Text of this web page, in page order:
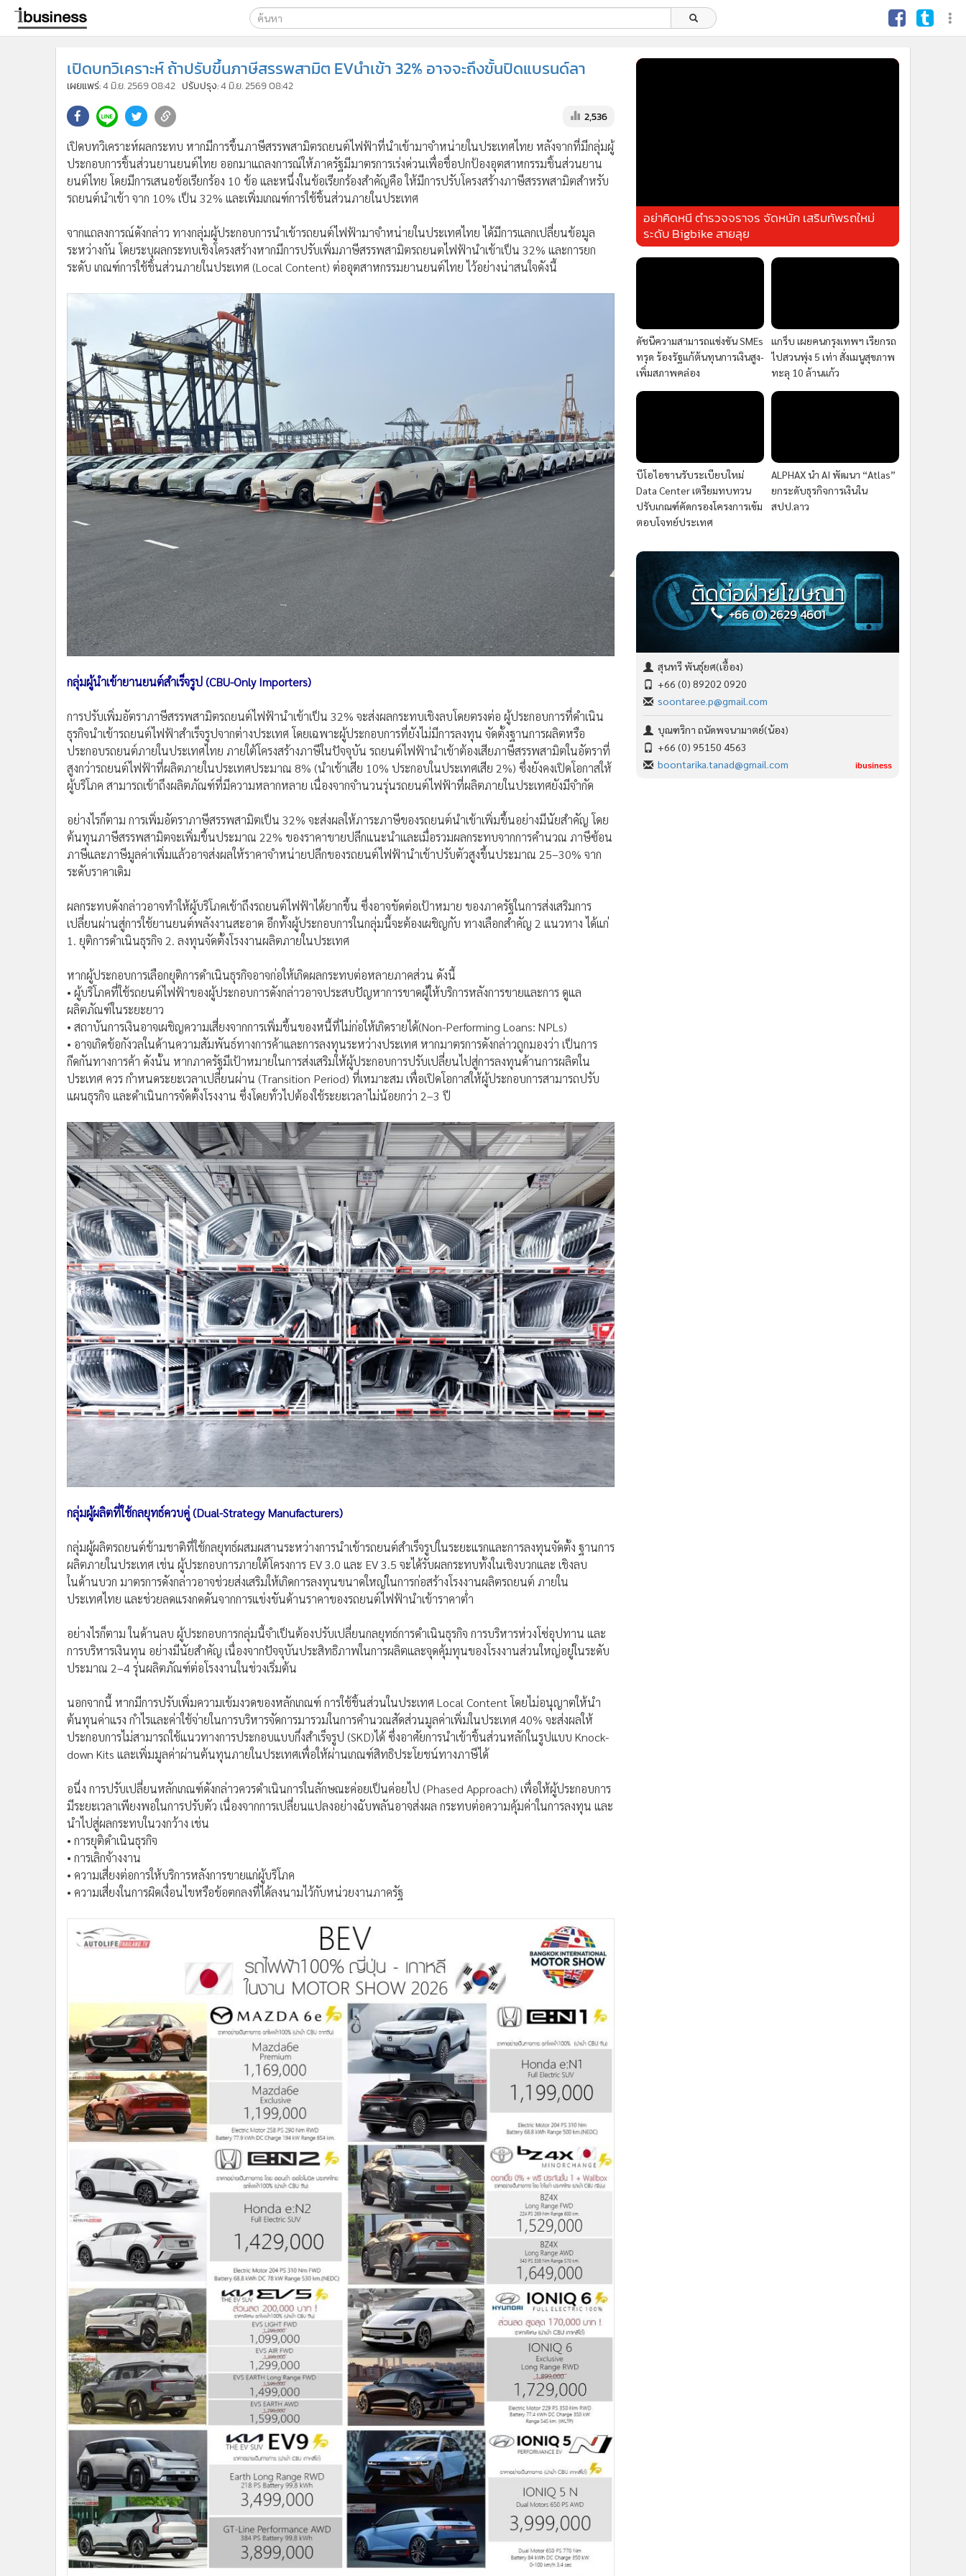
ค้นหา
Google
ค้นหาขั้นสูง
เปิดบทวิเคราะห์ ถ้าปรับขึ้นภาษีสรรพสามิต EVนำเข้า 32% อาจจะถึงขั้นปิดแบรนด์ลา
เผยแพร่:4 มิ.ย. 2569 08:42 ปรับปรุง:4 มิ.ย. 2569 08:42
2,536
เปิดบทวิเคราะห์ผลกระทบ หากมีการขึ้นภาษีสรรพสามิตรถยนต์ไฟฟ้าที่นำเข้ามาจำหน่ายในประเทศไทย หลังจากที่มีกลุ่มผู้
ประกอบการชิ้นส่วนยานยนต์ไทย ออกมาแถลงการณ์ให้ภาครัฐมีมาตรการเร่งด่วนเพื่อชื่อปกป้องอุตสาหกรรมชิ้นส่วนยาน
ยนต์ไทย โดยมีการเสนอข้อเรียกร้อง 10 ข้อ และหนึ่งในข้อเรียกร้องสำคัญคือ ให้มีการปรับโครงสร้างภาษีสรรพสามิตสำหรับ
รถยนต์นำเข้า จาก 10% เป็น 32% และเพิ่มเกณฑ์การใช้ชิ้นส่วนภายในประเทศ
จากแถลงการณ์ดังกล่าว ทางกลุ่มผู้ประกอบการนำเข้ารถยนต์ไฟฟ้ามาจำหน่ายในประเทศไทย ได้มีการแลกเปลี่ยนข้อมูล
ระหว่างกัน โดยระบุผลกระทบเชิงโครงสร้างหากมีการปรับเพิ่มภาษีสรรพสามิตรถยนตไฟฟ้านำเข้าเป็น 32% และการยก
ระดับ เกณฑ์การใช้ชิ้นส่วนภายในประเทศ (Local Content) ต่ออุตสาหกรรมยานยนต์ไทย ไว้อย่างน่าสนใจดังนี้
กลุ่มผู้นำเข้ายานยนต์สำเร็จรูป (CBU-Only Importers)
การปรับเพิ่มอัตราภาษีสรรพสามิตรถยนต์ไฟฟ้านำเข้าเป็น 32% จะส่งผลกระทบเชิงลบโดยตรงต่อ ผู้ประกอบการที่ดำเนิน
ธุรกิจนำเข้ารถยนต์ไฟฟ้าสำเร็จรูปจากต่างประเทศ โดยเฉพาะผู้ประกอบการที่ยังไม่มีการลงทุน จัดตั้งฐานการผลิตหรือ
ประกอบรถยนต์ภายในประเทศไทย ภายใต้โครงสร้างภาษีในปัจจุบัน รถยนต์ไฟฟ้านำเข้าต้องเสียภาษีสรรพสามิตในอัตราที่
สูงกว่ารถยนต์ไฟฟ้าที่ผลิตภายในประเทศประมาณ 8% (นำเข้าเสีย 10% ประกอบในประเทศเสีย 2%) ซึ่งยังคงเปิดโอกาสให้
ผู้บริโภค สามารถเข้าถึงผลิตภัณฑ์ที่มีความหลากหลาย เนื่องจากจำนวนรุ่นรถยนต์ไฟฟ้าที่ผลิตภายในประเทศยังมีจำกัด
อย่างไรก็ตาม การเพิ่มอัตราภาษีสรรพสามิตเป็น 32% จะส่งผลให้ภาระภาษีของรถยนต์นำเข้าเพิ่มขึ้นอย่างมีนัยสำคัญ โดย
ต้นทุนภาษีสรรพสามิตจะเพิ่มขึ้นประมาณ 22% ของราคาขายปลีกแนะนำและเมื่อรวมผลกระทบจากการคำนวณ ภาษีซ้อน
ภาษีและภาษีมูลค่าเพิ่มแล้วอาจส่งผลให้ราคาจำหน่ายปลีกของรถยนต์ไฟฟ้านำเข้าปรับตัวสูงขึ้นประมาณ 25–30% จาก
ระดับราคาเดิม
ผลกระทบดังกล่าวอาจทำให้ผู้บริโภคเข้าถึงรถยนต์ไฟฟ้าได้ยากขึ้น ซึ่งอาจขัดต่อเป้าหมาย ของภาครัฐในการส่งเสริมการ
เปลี่ยนผ่านสู่การใช้ยานยนต์พลังงานสะอาด อีกทั้งผู้ประกอบการในกลุ่มนี้จะต้องเผชิญกับ ทางเลือกสำคัญ 2 แนวทาง ได้แก่
1. ยุติการดำเนินธุรกิจ 2. ลงทุนจัดตั้งโรงงานผลิตภายในประเทศ
หากผู้ประกอบการเลือกยุติการดำเนินธุรกิจอาจก่อให้เกิดผลกระทบต่อหลายภาคส่วน ดังนี้
• ผู้บริโภคที่ใช้รถยนต์ไฟฟ้าของผู้ประกอบการดังกล่าวอาจประสบปัญหาการขาดผู้ให้บริการหลังการขายและการ ดูแล
ผลิตภัณฑ์ในระยะยาว
• สถาบันการเงินอาจเผชิญความเสี่ยงจากการเพิ่มขึ้นของหนี้ที่ไม่ก่อให้เกิดรายได้(Non-Performing Loans: NPLs)
• อาจเกิดข้อกังวลในด้านความสัมพันธ์ทางการค้าและการลงทุนระหว่างประเทศ หากมาตรการดังกล่าวถูกมองว่า เป็นการ
กีดกันทางการค้า ดังนั้น หากภาครัฐมีเป้าหมายในการส่งเสริมให้ผู้ประกอบการปรับเปลี่ยนไปสู่การลงทุนด้านการผลิตใน
ประเทศ ควร กำหนดระยะเวลาเปลี่ยนผ่าน (Transition Period) ที่เหมาะสม เพื่อเปิดโอกาสให้ผู้ประกอบการสามารถปรับ
แผนธุรกิจ และดำเนินการจัดตั้งโรงงาน ซึ่งโดยทั่วไปต้องใช้ระยะเวลาไม่น้อยกว่า 2–3 ปี
กลุ่มผู้ผลิตที่ใช้กลยุทธ์ควบคู่ (Dual-Strategy Manufacturers)
กลุ่มผู้ผลิตรถยนต์ข้ามชาติที่ใช้กลยุทธ์ผสมผสานระหว่างการนำเข้ารถยนต์สำเร็จรูปในระยะแรกและการลงทุนจัดตั้ง ฐานการ
ผลิตภายในประเทศ เช่น ผู้ประกอบการภายใต้โครงการ EV 3.0 และ EV 3.5 จะได้รับผลกระทบทั้งในเชิงบวกและ เชิงลบ
ในด้านบวก มาตรการดังกล่าวอาจช่วยส่งเสริมให้เกิดการลงทุนขนาดใหญ่ในการก่อสร้างโรงงานผลิตรถยนต์ ภายใน
ประเทศไทย และช่วยลดแรงกดดันจากการแข่งขันด้านราคาของรถยนต์ไฟฟ้านำเข้าราคาต่ำ
อย่างไรก็ตาม ในด้านลบ ผู้ประกอบการกลุ่มนี้จำเป็นต้องปรับเปลี่ยนกลยุทธ์การดำเนินธุรกิจ การบริหารห่วงโซ่อุปทาน และ
การบริหารเงินทุน อย่างมีนัยสำคัญ เนื่องจากปัจจุบันประสิทธิภาพในการผลิตและจุดคุ้มทุนของโรงงานส่วนใหญ่อยู่ในระดับ
ประมาณ 2–4 รุ่นผลิตภัณฑ์ต่อโรงงานในช่วงเริ่มต้น
นอกจากนี้ หากมีการปรับเพิ่มความเข้มงวดของหลักเกณฑ์ การใช้ชิ้นส่วนในประเทศ Local Content โดยไม่อนุญาตให้นำ
ต้นทุนค่าแรง กำไรและค่าใช้จ่ายในการบริหารจัดการมารวมในการคำนวณสัดส่วนมูลค่าเพิ่มในประเทศ 40% จะส่งผลให้
ประกอบการไม่สามารถใช้แนวทางการประกอบแบบกึ่งสำเร็จรูป (SKD)ได้ ซึ่งอาศัยการนำเข้าชิ้นส่วนหลักในรูปแบบ Knock-
down Kits และเพิ่มมูลค่าผ่านต้นทุนภายในประเทศเพื่อให้ผ่านเกณฑ์สิทธิประโยชน์ทางภาษีได้
อนึ่ง การปรับเปลี่ยนหลักเกณฑ์ดังกล่าวควรดำเนินการในลักษณะค่อยเป็นค่อยไป (Phased Approach) เพื่อให้ผู้ประกอบการ
มีระยะเวลาเพียงพอในการปรับตัว เนื่องจากการเปลี่ยนแปลงอย่างฉับพลันอาจส่งผล กระทบต่อความคุ้มค่าในการลงทุน และ
นำไปสู่ผลกระทบในวงกว้าง เช่น
• การยุติดำเนินธุรกิจ
• การเลิกจ้างงาน
• ความเสี่ยงต่อการให้บริการหลังการขายแก่ผู้บริโภค
• ความเสี่ยงในการผิดเงื่อนไขหรือข้อตกลงที่ได้ลงนามไว้กับหน่วยงานภาครัฐ
อย่าคิดหนี ตำรวจจราจร จัดหนัก เสริมทัพรถใหม่
ระดับ Bigbike สายลุย
ดัชนีความสามารถแข่งขัน SMEs
ทรุด ร้องรัฐแก้ต้นทุนการเงินสูง-
เพิ่มสภาพคล่อง
แกร็บ เผยคนกรุงเทพฯ เรียกรถ
ไปสวนพุ่ง 5 เท่า สั่งเมนูสุขภาพ
ทะลุ 10 ล้านแก้ว
บีโอไอขานรับระเบียบใหม่
Data Center เตรียมทบทวน
ปรับเกณฑ์คัดกรองโครงการเข้ม
ตอบโจทย์ประเทศ
ALPHAX นำ AI พัฒนา “Atlas”
ยกระดับธุรกิจการเงินใน
สปป.ลาว
ติดต่อฝ่ายโฆษณา
+66 (0) 2629 4601
สุนทรี พันธุ์ยศ(เอื้อง)
+66 (0) 89202 0920
soontaree.p@gmail.com
บุณฑริกา ถนัดพจนามาตย์(น้อง)
+66 (0) 95150 4563
boontarika.tanad@gmail.com
ibusiness